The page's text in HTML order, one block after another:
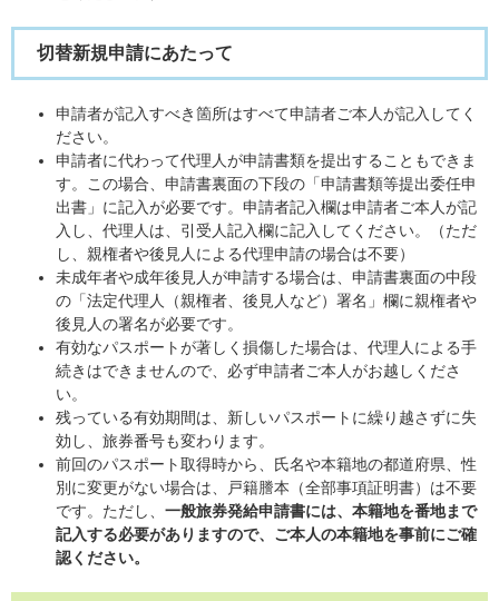
切替新規申請にあたって
申請者が記入すべき箇所はすべて申請者ご本人が記入してく
ださい。
申請者に代わって代理人が申請書類を提出することもできま
す。この場合、申請書裏面の下段の「申請書類等提出委任申
出書」に記入が必要です。申請者記入欄は申請者ご本人が記
入し、代理人は、引受人記入欄に記入してください。（ただ
し、親権者や後見人による代理申請の場合は不要）
未成年者や成年後見人が申請する場合は、申請書裏面の中段
の「法定代理人（親権者、後見人など）署名」欄に親権者や
後見人の署名が必要です。
有効なパスポートが著しく損傷した場合は、代理人による手
続きはできませんので、必ず申請者ご本人がお越しくださ
い。
残っている有効期間は、新しいパスポートに繰り越さずに失
効し、旅券番号も変わります。
前回のパスポート取得時から、氏名や本籍地の都道府県、性
別に変更がない場合は、戸籍謄本（全部事項証明書）は不要
です。ただし、 一般旅券発給申請書には、本籍地を番地まで
記入する必要がありますので、ご本人の本籍地を事前にご確
認ください。